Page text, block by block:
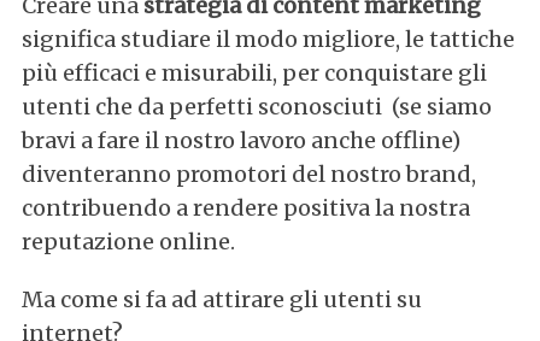
significa studiare il modo migliore, le tattiche
più efficaci e misurabili, per conquistare gli
utenti che da perfetti sconosciuti (se siamo
bravi a fare il nostro lavoro anche offline)
diventeranno promotori del nostro brand,
contribuendo a rendere positiva la nostra
reputazione online.
Ma come si fa ad attirare gli utenti su
internet?